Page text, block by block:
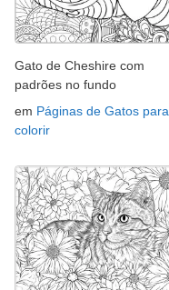
Gato de Cheshire com
padrões no fundo
em Páginas de Gatos para
colorir